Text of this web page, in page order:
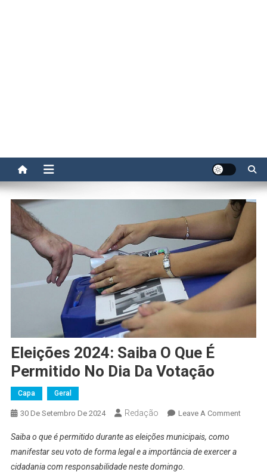
Eleições 2024: Saiba O Que É
Permitido No Dia Da Votação
Capa Geral
30 De Setembro De 2024 Redação Leave A CommentOn
Saiba o que é permitido durante as eleições municipais, como
manifestar seu voto de forma legal e a importância de exercer a
cidadania com responsabilidade neste domingo.